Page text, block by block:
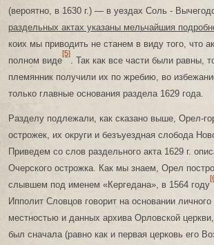
(вероятно, в 1630 г.) — в уездах Соль -
раздельных актах указаны мельчайшия
коих мы приводить не станем в виду того, что
полном виде
[5]
. Так как все части были равны,
племянник получили их по жребию, во
только главные основания раздела 1629 года.
Разделу подлежали, как сказано выше, Орел-
острожек, их округи и безъуездная слобода
Приведем со слов раздельного акта 1629 г.
Очерского острожка. Как мы знаем, Орел
слывшем под именем «Кергедана», в 1564 году
Ипполит Словцов говорит на основании
местностью и данных архива Орловской
был сначала (равно как и первая церковь его